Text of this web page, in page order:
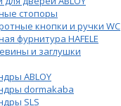
стопоры
кнопки и ручки WC
фурнитура HAFELE
и заглушки
ABLOY
dormakaba
SLS